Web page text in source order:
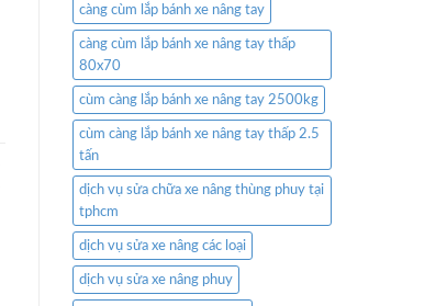
càng cùm lắp bánh xe nâng tay
càng cùm lắp bánh xe nâng tay thấp
80x70
cùm càng lắp bánh xe nâng tay 2500kg
cùm càng lắp bánh xe nâng tay thấp 2.5
tấn
dịch vụ sửa chữa xe nâng thùng phuy tại
tphcm
dịch vụ sửa xe nâng các loại
dịch vụ sửa xe nâng phuy